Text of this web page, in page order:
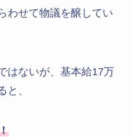
わせて物議を醸してい
はないが、基本給17万
と、